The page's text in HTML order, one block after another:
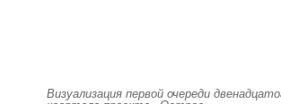
Визуализация первой очереди